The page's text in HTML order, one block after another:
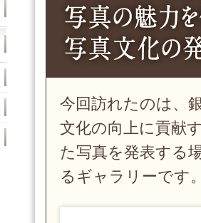
今回訪れたのは、
文化の向上に貢献
た写真を発表する
るギャラリーです